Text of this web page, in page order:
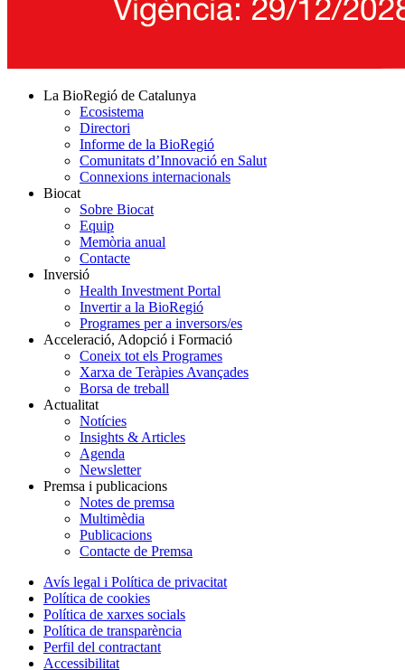
La BioRegió de Catalunya
Ecosistema
Directori
Informe de la BioRegió
Comunitats d’Innovació en Salut
Connexions internacionals
Biocat
Sobre Biocat
Equip
Memòria anual
Contacte
Inversió
Health Investment Portal
Invertir a la BioRegió
Programes per a inversors/es
Acceleració, Adopció i Formació
Coneix tot els Programes
Xarxa de Teràpies Avançades
Borsa de treball
Actualitat
Notícies
Insights & Articles
Agenda
Newsletter
Premsa i publicacions
Notes de premsa
Multimèdia
Publicacions
Contacte de Premsa
Avís legal i Política de privacitat
Política de cookies
Política de xarxes socials
Política de transparència
Perfil del contractant
Accessibilitat